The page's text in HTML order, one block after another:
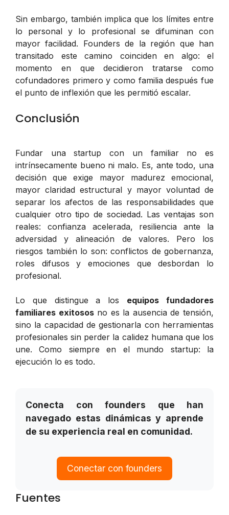
Sin embargo, también implica que los límites entre
lo personal y lo profesional se difuminan con
mayor facilidad. Founders de la región que han
transitado este camino coinciden en algo: el
momento en que decidieron tratarse como
cofundadores primero y como familia después fue
el punto de inflexión que les permitió escalar.
Conclusión
Fundar una startup con un familiar no es
intrínsecamente bueno ni malo. Es, ante todo, una
decisión que exige mayor madurez emocional,
mayor claridad estructural y mayor voluntad de
separar los afectos de las responsabilidades que
cualquier otro tipo de sociedad. Las ventajas son
reales: confianza acelerada, resiliencia ante la
adversidad y alineación de valores. Pero los
riesgos también lo son: conflictos de gobernanza,
roles difusos y emociones que desbordan lo
profesional.
Lo que distingue a los equipos fundadores
familiares exitososno es la ausencia de tensión,
sino la capacidad de gestionarla con herramientas
profesionales sin perder la calidez humana que los
une. Como siempre en el mundo startup: la
ejecución lo es todo.
Conecta con founders que han
navegado estas dinámicas y aprende
de su experiencia real en comunidad.
Conectar con founders
Fuentes